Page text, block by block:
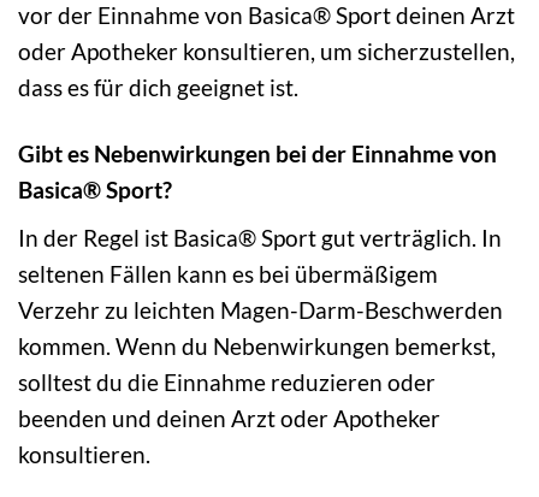
vor der Einnahme von Basica® Sport deinen Arzt
oder Apotheker konsultieren, um sicherzustellen,
dass es für dich geeignet ist.
Gibt es Nebenwirkungen bei der Einnahme von
Basica® Sport?
In der Regel ist Basica® Sport gut verträglich. In
seltenen Fällen kann es bei übermäßigem
Verzehr zu leichten Magen-Darm-Beschwerden
kommen. Wenn du Nebenwirkungen bemerkst,
solltest du die Einnahme reduzieren oder
beenden und deinen Arzt oder Apotheker
konsultieren.